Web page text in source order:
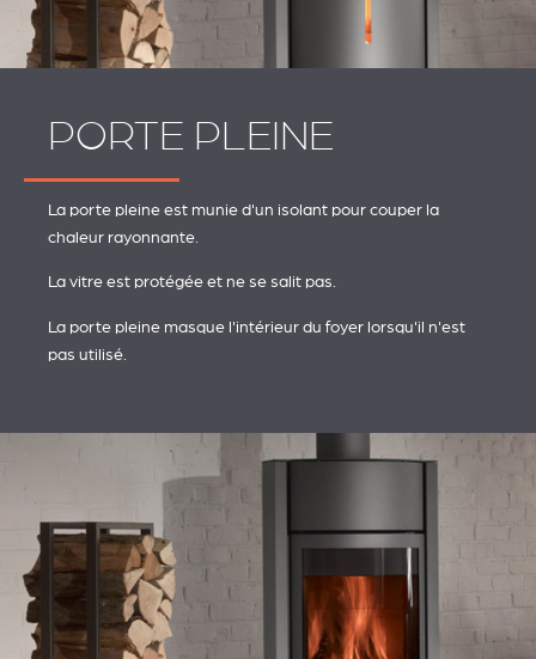
PORTE PLEINE
La porte pleine est munie d'un isolant pour couper la
chaleur rayonnante.
La vitre est protégée et ne se salit pas.
La porte pleine masque l'intérieur du foyer lorsqu'il n'est
pas utilisé.